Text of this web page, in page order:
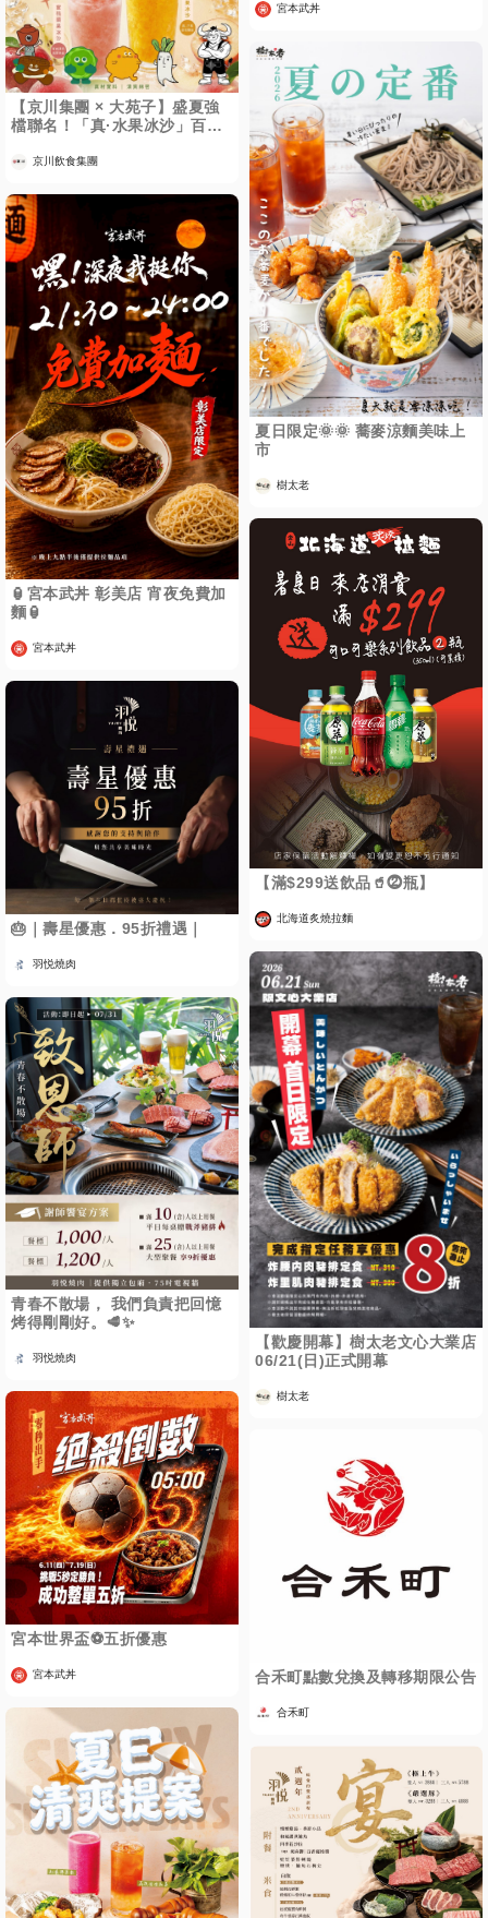
宮本武丼
【京川集團 × 大苑子】盛夏強
檔聯名！「真·水果冰沙」百怪
京川飲食集團
夏日限定🌞🌞 蕎麥涼麵美味上
市
樹太老
🏮宮本武丼 彰美店 宵夜免費加
麵🏮
宮本武丼
【滿$299送飲品🥤⓶瓶】
北海道炙燒拉麵
🎂｜壽星優惠．95折禮遇｜
羽悦燒肉
【歡慶開幕】樹太老文心大業店
06/21(日)正式開幕
樹太老
青春不散場， 我們負責把回憶
烤得剛剛好。🥩✨
羽悦燒肉
宮本世界盃⚽️五折優惠
宮本武丼 合禾町點數兌換及轉移期限公告
合禾町